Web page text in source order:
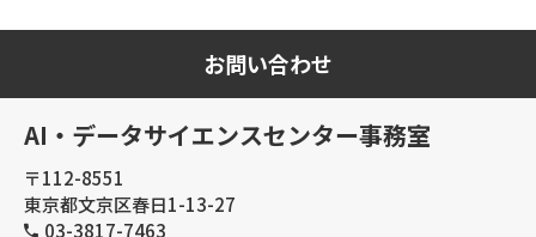
お問い合わせ
AI・データサイエンスセンター事務室
〒112-8551
東京都文京区春日1-13-27
03-3817-7463